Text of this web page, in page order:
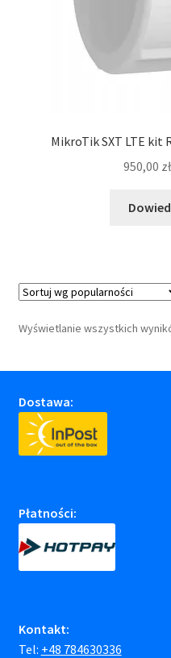
MikroTik SXT LTE kit
950,00 zł
Wyświetlanie wszystkich
Dostawa:
Płatności:
Kontakt:
Tel: +48 784630336